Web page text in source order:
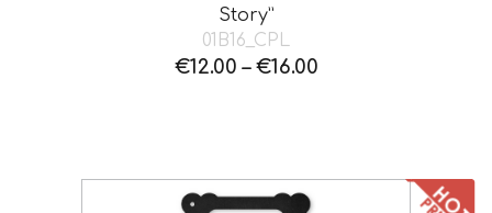
Story”
01B16_CPL
€12.00 – €16.00